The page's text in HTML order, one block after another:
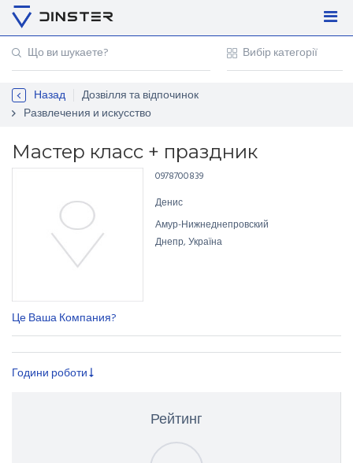
Регістрація
Контакти
Назад
Дозвілля та відпочинок
Развлечения и искусство
Маcтер класс + праздник
Це Ваша Компания?
0978700839
Денис
Амур-Нижнеднепровский
Днепр, Україна
Години роботи
Рейтинг